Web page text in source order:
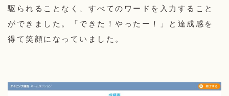
駆られることなく、すべてのワードを入力すること
ができました。「できた！やったー！」と達成感を
得て笑顔になっていました。